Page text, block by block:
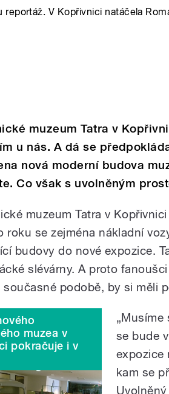
reportáž. V Kopřivnici natáčela
muzeum Tatra v
u nás. A dá se
nová moderní budova
Co však s uvolněným
muzeum Tatra v
roku se zejména nákladní
budovy do nové expozice.
slévárny. A proto
současné podobě, by si měli
muzea v
pokračuje i v
„Musíme
se bude
expozice
kam se